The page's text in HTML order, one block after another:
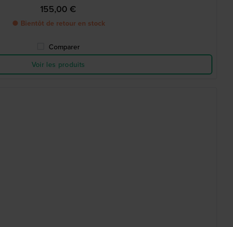
155,00 €
● Bientôt de retour en stock
Comparer
Voir les produits